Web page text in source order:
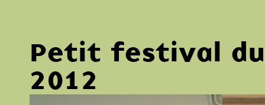
Petit festival du
2012